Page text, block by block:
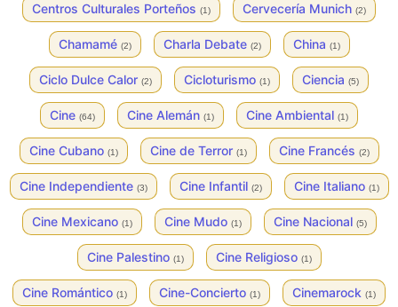
Centros Culturales Porteños (1) Cervecería Munich (2)
Chamamé (2) Charla Debate (2) China (1)
Ciclo Dulce Calor (2) Cicloturismo (1) Ciencia (5)
Cine (64) Cine Alemán (1) Cine Ambiental (1)
Cine Cubano (1) Cine de Terror (1) Cine Francés (2)
Cine Independiente (3) Cine Infantil (2) Cine Italiano (1)
Cine Mexicano (1) Cine Mudo (1) Cine Nacional (5)
Cine Palestino (1) Cine Religioso (1)
Cine Romántico (1) Cine-Concierto (1) Cinemarock (1)